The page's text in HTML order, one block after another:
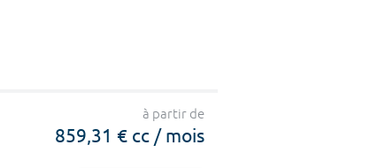
à partir de
859,31 € cc / mois